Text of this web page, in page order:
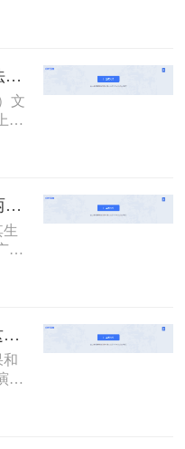
如何压缩gif？这三种压缩方法快来学一下！
文
广
？
gif文件太大怎么变小？分享两种方法详解！
受
变
效
动图太大了怎么压缩？看看这三种高效方法详解！
和
着